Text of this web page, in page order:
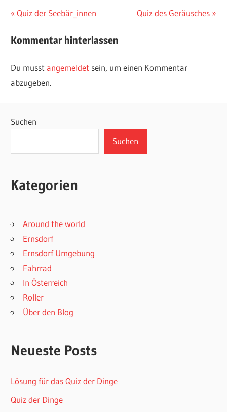
Beitragsnavigation
Vorheriger
Quiz der Seebär_innen
Nächster
Quiz des Geräusches
Kommentar hinterlassen
Du musstangemeldet sein, um einen Kommentar
abzugeben.
Suchen
Suchen
Kategorien
Around the world
Ernsdorf
Ernsdorf Umgebung
Fahrrad
In Österreich
Roller
Über den Blog
Neueste Posts
Lösung für das Quiz der Dinge
Quiz der Dinge